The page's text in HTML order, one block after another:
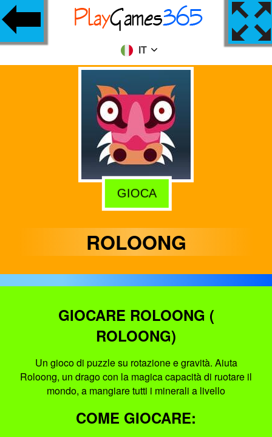
IT
GIOCA
ROLOONG
GIOCARE ROLOONG (
ROLOONG)
Un gioco di puzzle su rotazione e gravità. Aiuta
Roloong, un drago con la magica capacità di ruotare il
mondo, a mangiare tutti i minerali a livello
COME GIOCARE: